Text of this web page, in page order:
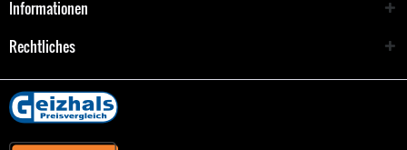
Informationen
Rechtliches